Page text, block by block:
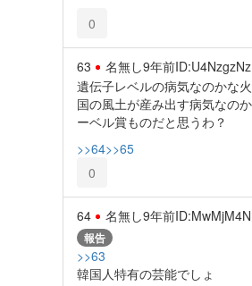
0
63 名無し9年前
遺伝子レベルの病気なのかな
国の風土が産み出す病気なの
ーベル賞ものだと思うわ？
>>64>>65
0
64 名無し9年前
報告
>>63
韓国人特有の芸能でしょ